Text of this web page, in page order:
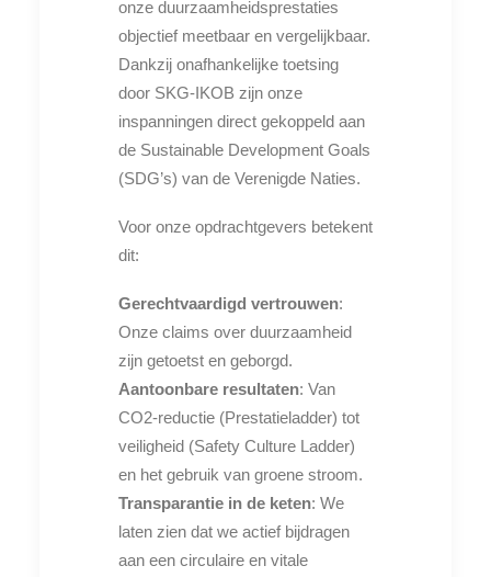
onze duurzaamheidsprestaties
objectief meetbaar en vergelijkbaar.
Dankzij onafhankelijke toetsing
door SKG-IKOB zijn onze
inspanningen direct gekoppeld aan
de Sustainable Development Goals
(SDG’s) van de Verenigde Naties.
Voor onze opdrachtgevers betekent
dit:
Gerechtvaardigd vertrouwen:
Onze claims over duurzaamheid
zijn getoetst en geborgd.
Aantoonbare resultaten: Van
CO2-reductie (Prestatieladder) tot
veiligheid (Safety Culture Ladder)
en het gebruik van groene stroom.
Transparantie in de keten: We
laten zien dat we actief bijdragen
aan een circulaire en vitale